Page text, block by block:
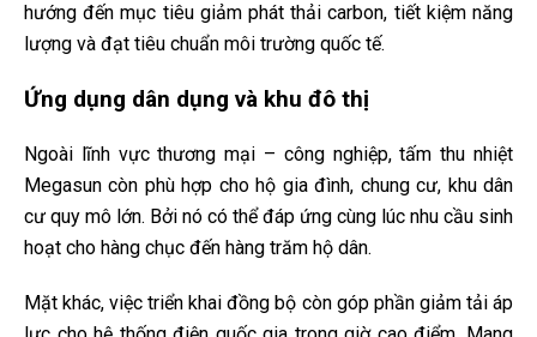
hướng đến mục tiêu giảm phát thải carbon, tiết kiệm năng
lượng và đạt tiêu chuẩn môi trường quốc tế.
Ứng dụng dân dụng và khu đô thị
Ngoài lĩnh vực thương mại – công nghiệp, tấm thu nhiệt
Megasun còn phù hợp cho hộ gia đình, chung cư, khu dân
cư quy mô lớn. Bởi nó có thể đáp ứng cùng lúc nhu cầu sinh
hoạt cho hàng chục đến hàng trăm hộ dân.
Mặt khác, việc triển khai đồng bộ còn góp phần giảm tải áp